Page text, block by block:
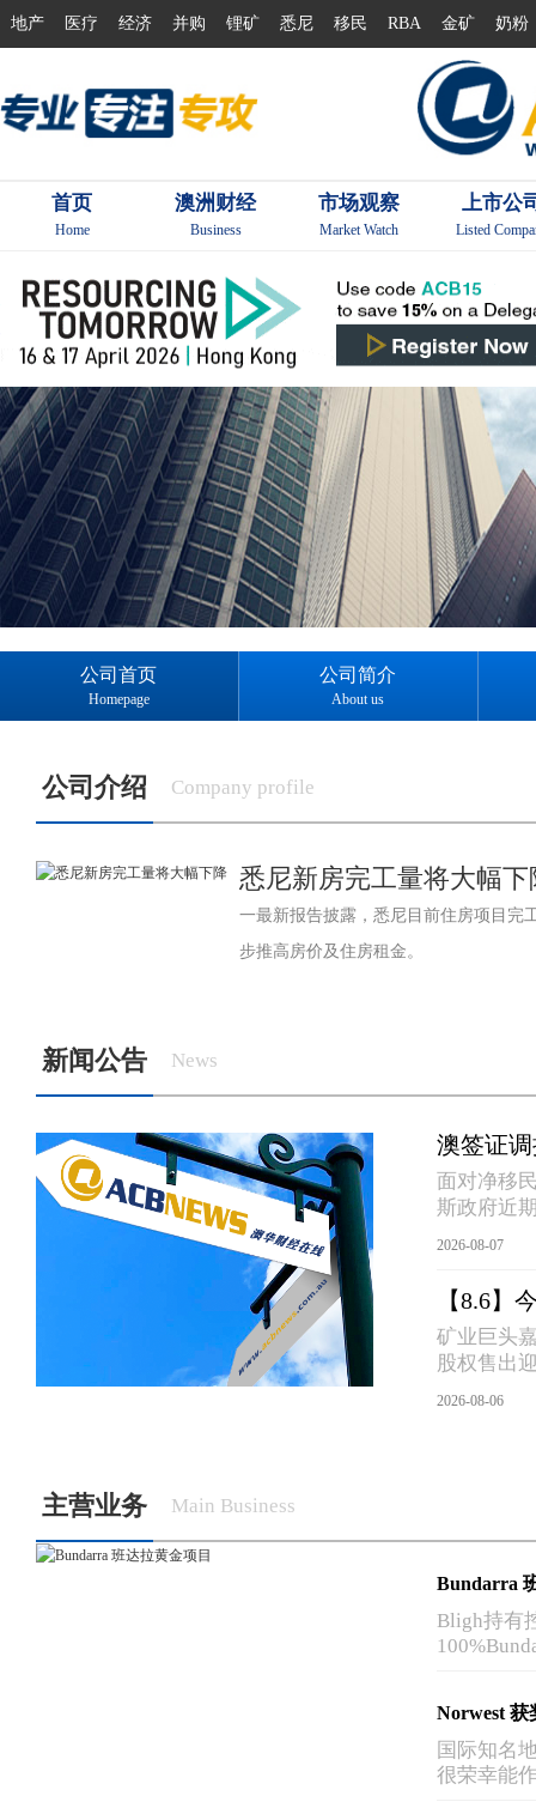
地产 医疗 经济 并购 锂矿 悉尼 移民 RBA 金矿 奶粉
首页
Home
澳洲财经
Business
市场观察
Market Watch
上市公
Listed
公司首页
Homepage
公司简介
About us
公司介绍 Company profile
悉尼新房完工量将大幅下
一最新报告披露，悉尼目前住房项目完
步推高房价及住房租金。
新闻公告 News
面对净移
斯政府近
2026-08-07
【8.6】
矿业巨头
股权售出
察……
2026-08-06
主营业务 Main Business
Bundarra
Bligh持有
的矿体。
Norwest 获
国际知名
很荣幸能